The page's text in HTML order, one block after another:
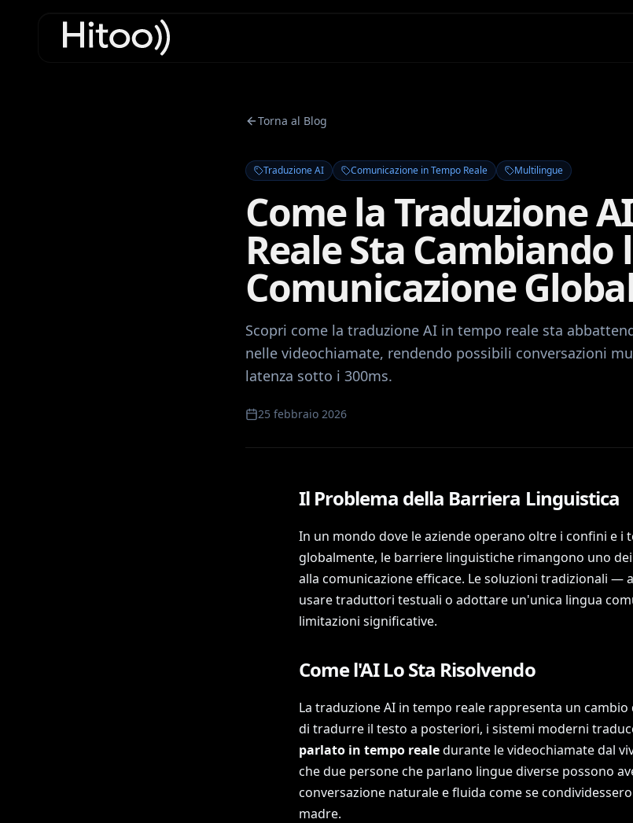
Torna al Blog
Traduzione AI Comunicazione in Tempo Reale Multilingue
Come la Traduzione
Reale Sta Cambiando
Comunicazione
Scopri come la traduzione AI in tempo reale sta
nelle videochiamate, rendendo possibili conversazioni
latenza sotto i 300ms.
25 febbraio 2026
Il Problema della Barriera Linguistica
In un mondo dove le aziende operano oltre i confini e i
globalmente, le barriere linguistiche rimangono uno
alla comunicazione efficace. Le soluzioni tradizionali —
usare traduttori testuali o adottare un'unica lingua
limitazioni significative.
Come l'AI Lo Sta Risolvendo
La traduzione AI in tempo reale rappresenta un cambio
di tradurre il testo a posteriori, i sistemi moderni
parlato in tempo realedurante le videochiamate dal
che due persone che parlano lingue diverse possono
conversazione naturale e fluida come se
madre.